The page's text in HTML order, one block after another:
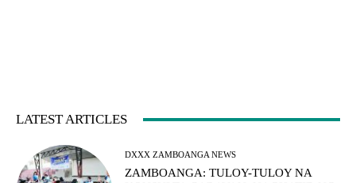
LATEST ARTICLES
DXXX ZAMBOANGA NEWS
ZAMBOANGA: TULOY-TULOY NA